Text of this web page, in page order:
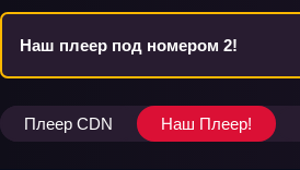
Наш плеер под номером 2!
Плеер CDN Наш Плеер!